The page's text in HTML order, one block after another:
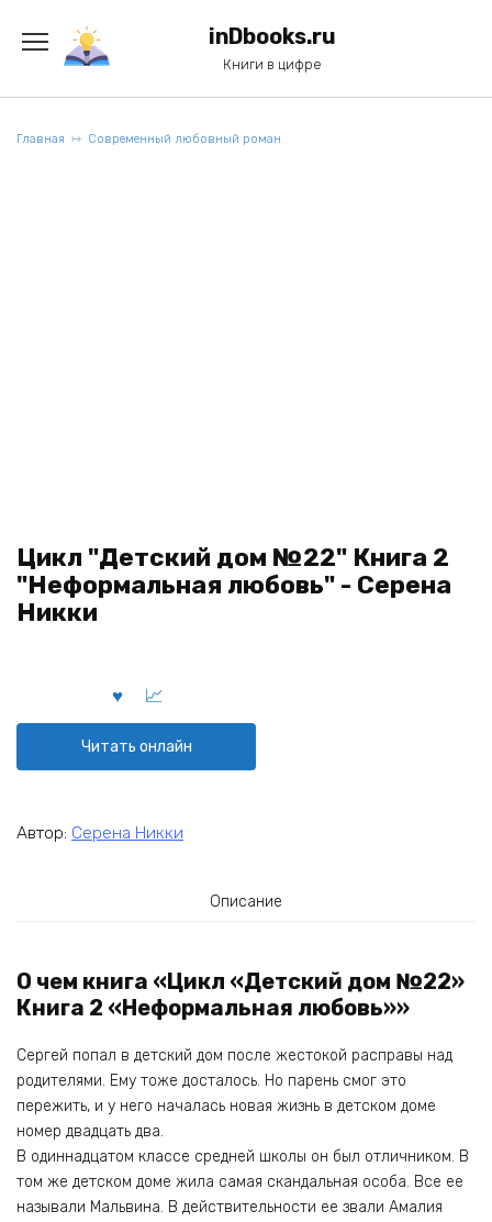
содержанию
inDbooks.ru
Книги в цифре
Главная Современный любовный роман
Цикл "Детский дом №22" Книга 2
"Неформальная любовь" - Серена
Никки
Читать онлайн
Автор: Серена Никки
Описание
О чем книга «Цикл «Детский дом №22»
Книга 2 «Неформальная любовь»»
Сергей попал в детский дом после жестокой расправы над
родителями. Ему тоже досталось. Но парень смог это
пережить, и у него началась новая жизнь в детском доме
номер двадцать два.
В одиннадцатом классе средней школы он был отличником. В
том же детском доме жила самая скандальная особа. Все ее
называли Мальвина. В действительности ее звали Амалия